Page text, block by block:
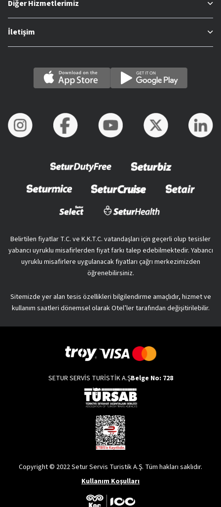
Diğer Hizmetlerimiz
İletişim
Belirtilen fiyatlar T.C. ve K.K.T.C. vatandaşları için geçerli olup tesisler
yabancı uyruklu misafirlerden fiyat farkı talep edebilmektedir. Yabancı
uyruklu misafirlere uygulanacak fiyatları çağrı merkezimizden
öğrenebilirsiniz.
Sitemizde yer alan tesis özellikleri bilgilendirme amaçlıdır, hizmet ve
kullanım saatleri dönemsel olarak Otel’ler tarafından değişitirilebilir.
SETUR SERVİS TURİSTİK A.ŞBelge No: 728
Copyright © 2022 Setur Servis Turistik A.Ş. Tüm hakları saklıdır.
Kullanım Koşulları